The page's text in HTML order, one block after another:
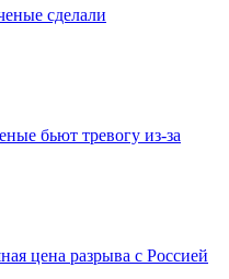
сделали
бьют тревогу из-за
цена разрыва с Россией